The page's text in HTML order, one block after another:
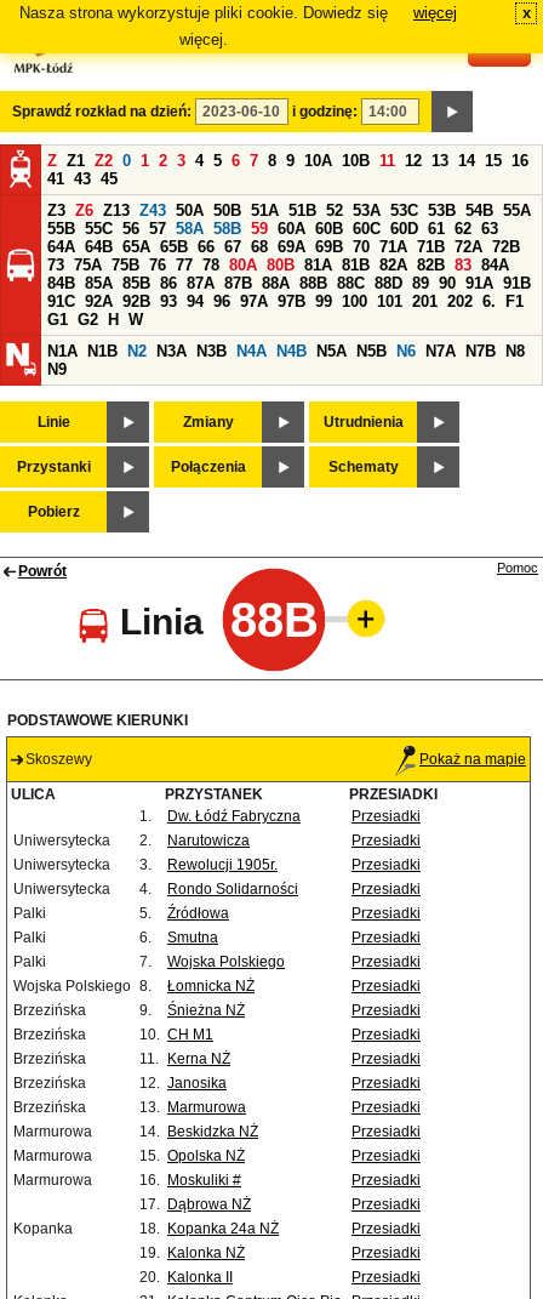
Nasza strona wykorzystuje pliki cookie. Dowiedz się
więcej.
więcej x
Sprawdź rozkład na dzień: i godzinę:
Z Z1 Z2 0 1 2 3 4 5 6 7 8 9 10A 10B 11 12 13 14 15 16
41 43 45
Z3 Z6 Z13 Z43 50A 50B 51A 51B 52 53A 53C 53B 54B 55A
55B 55C 56 57 58A 58B 59 60A 60B 60C 60D 61 62 63
64A 64B 65A 65B 66 67 68 69A 69B 70 71A 71B 72A 72B
73 75A 75B 76 77 78 80A 80B 81A 81B 82A 82B 83 84A
84B 85A 85B 86 87A 87B 88A 88B 88C 88D 89 90 91A 91B
91C 92A 92B 93 94 96 97A 97B 99 100 101 201 202 6.
F1
G1 G2 H
W
N1A
N1B N2 N3A N3B N4A N4B N5A N5B N6 N7A N7B
N8
N9
Linie Zmiany Utrudnienia
Przystanki Połączenia Schematy
Pobierz
Powrót
Linia 88B
Pomoc
PODSTAWOWE KIERUNKI
Skoszewy Pokaż na mapie
ULICA PRZYSTANEK
PRZESIADKI
1.
Dw. Łódź Fabryczna
Przesiadki
Uniwersytecka
2. Narutowicza
Przesiadki
Uniwersytecka
3. Rewolucji 1905r.
Przesiadki
Uniwersytecka
4. Rondo Solidarności
Przesiadki
Palki
5. Źródłowa
Przesiadki
Palki
6. Smutna
Przesiadki
Palki
7. Wojska Polskiego
Przesiadki
Wojska Polskiego 8. Łomnicka NŻ
Przesiadki
Brzezińska
9. Śnieżna NŻ
Przesiadki
Brzezińska
10. CH M1
Przesiadki
Brzezińska
11. Kerna NŻ
Przesiadki
Brzezińska
12. Janosika
Przesiadki
Brzezińska
13. Marmurowa
Przesiadki
Marmurowa
14. Beskidzka NŻ
Przesiadki
Marmurowa
15. Opolska NŻ
Przesiadki
Marmurowa
16. Moskuliki #
Przesiadki
17. Dąbrowa NŻ
Przesiadki
Kopanka
18. Kopanka 24a NŻ
Przesiadki
19. Kalonka NŻ
Przesiadki
20. Kalonka II
Przesiadki